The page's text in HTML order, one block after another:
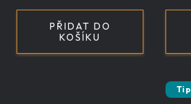
PŘIDAT DO
KOŠÍKU
Tip